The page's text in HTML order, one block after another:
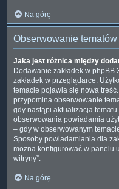
Na górę
Obserwowanie tematów
Jaka jest różnica między
Dodawanie zakładek w phpBB
zakładek w przeglądarce.
temacie pojawia się nowa
przypomina obserwowanie
gdy nastąpi aktualizacja
obserwowania powiadamia
– gdy w obserwowanym
Sposoby powiadamiania dla
można konfigurować w panelu
witryny”.
Na górę